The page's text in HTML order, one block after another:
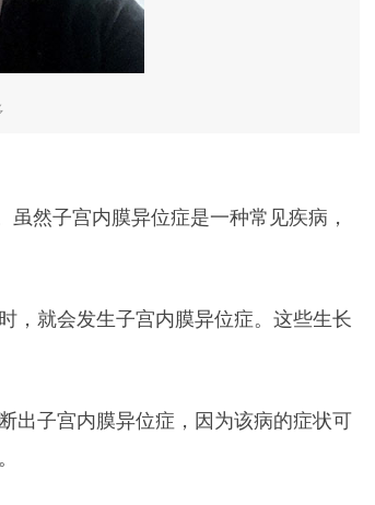
然子宫内膜异位症是一种常见疾病，
，就会发生子宫内膜异位症。这些生长
出子宫内膜异位症，因为该病的症状可